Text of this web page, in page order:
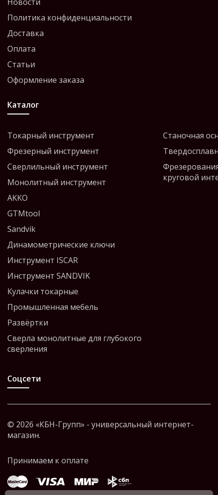
Политика конфиденциальности
Доставка
Оплата
Статьи
Оформление заказа
Каталог
Токарный инструмент
Фрезерный инструмент
Сверлильный инструмент
Монолитный инструмент
AKKO
GTMtool
Sandvik
Динамометрические ключи
Инструмент ISCAR
Инструмент SANDVIK
Кулачки токарные
Промышленная мебель
Развёртки
Сверла монолитные для глубокого
сверления
Станочная
круговой
Соцсети
© 2026 «КБН-Групп» - универсальный интернет-
магазин.